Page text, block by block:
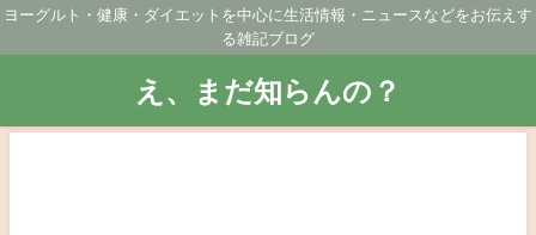
ヨーグルト・健康・ダイエットを中心に生活情報・ニュースなどをお伝えす
る雑記ブログ
え、まだ知らんの？